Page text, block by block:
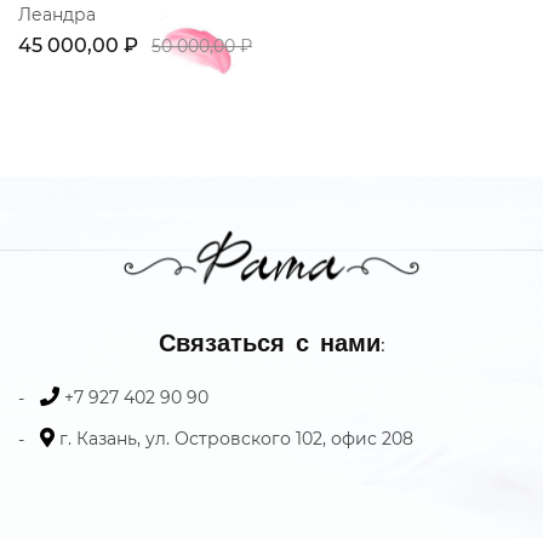
Леандра
45 000,00 ₽ 50 000,00 ₽
Связаться с нами:
+7 927 402 90 90
г. Казань, ул. Островского 102, офис 208